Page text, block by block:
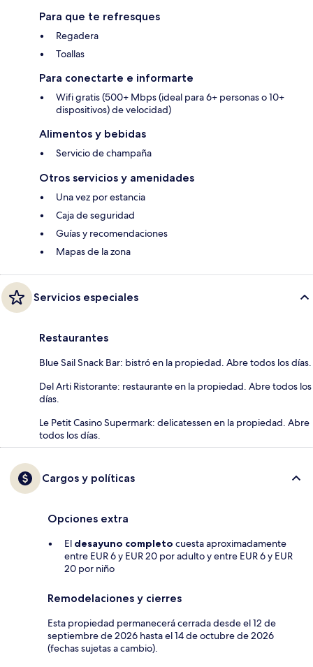
Para que te refresques
Regadera
Toallas
Para conectarte e informarte
Wifi gratis (500+ Mbps (ideal para 6+ personas o 10+
dispositivos) de velocidad)
Alimentos y bebidas
Servicio de champaña
Otros servicios y amenidades
Una vez por estancia
Caja de seguridad
Guías y recomendaciones
Mapas de la zona
Servicios especiales
Restaurantes
Blue Sail Snack Bar: bistró en la propiedad. Abre todos los días.
Del Arti Ristorante: restaurante en la propiedad. Abre todos los
días.
Le Petit Casino Supermark: delicatessen en la propiedad. Abre
todos los días.
Cargos y políticas
Opciones extra
El desayuno completo cuesta aproximadamente
entre EUR 6 y EUR 20 por adulto y entre EUR 6 y EUR
20 por niño
Remodelaciones y cierres
Esta propiedad permanecerá cerrada desde el 12 de
septiembre de 2026 hasta el 14 de octubre de 2026
(fechas sujetas a cambio).